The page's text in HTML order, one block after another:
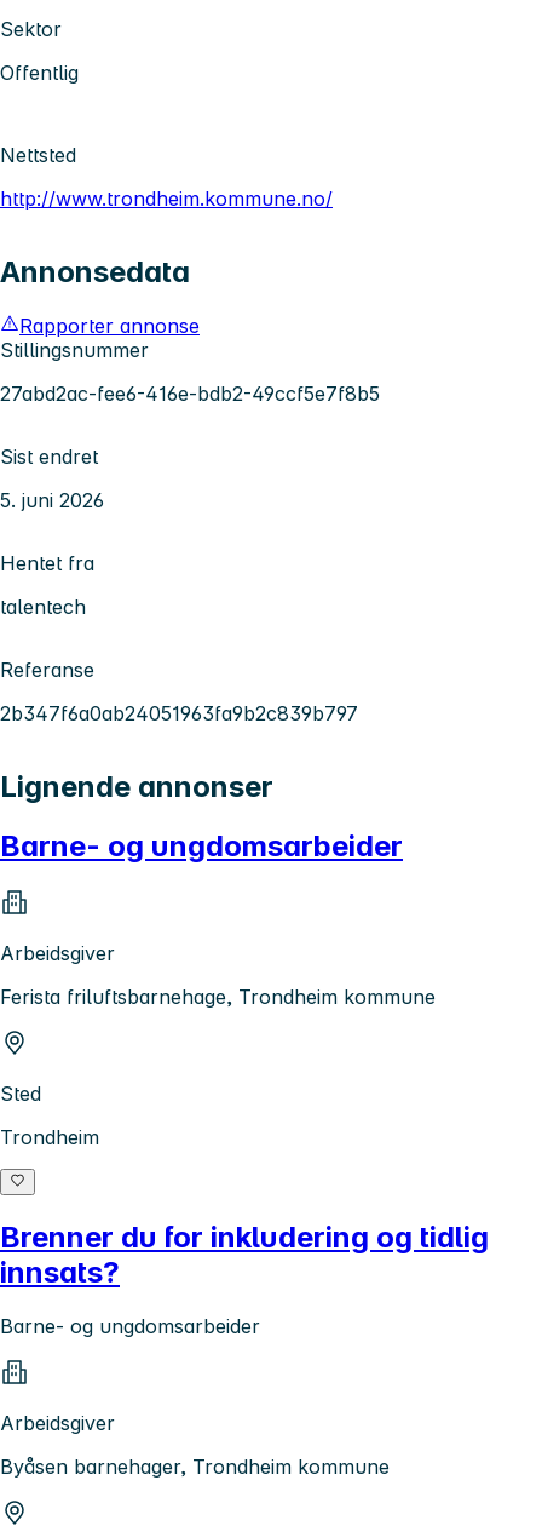
Sektor
Offentlig
Nettsted
http://www.trondheim.kommune.no/
Annonsedata
Rapporter annonse
Stillingsnummer
27abd2ac-fee6-416e-bdb2-49ccf5e7f8b5
Sist endret
5. juni 2026
Hentet fra
talentech
Referanse
2b347f6a0ab24051963fa9b2c839b797
Lignende annonser
Barne- og ungdomsarbeider
Arbeidsgiver
Ferista friluftsbarnehage, Trondheim kommune
Sted
Trondheim
Brenner du for inkludering og tidlig
innsats?
Barne- og ungdomsarbeider
Arbeidsgiver
Byåsen barnehager, Trondheim kommune